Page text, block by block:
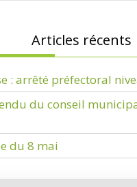
Articles récents
: arrêté préfectoral
du conseil
du 8 mai